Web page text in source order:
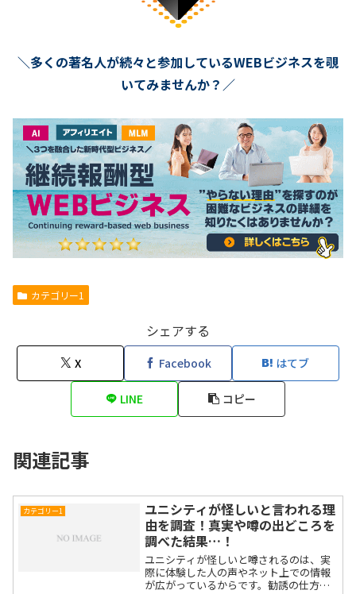
＼多くの著名人が続々と参加しているWEBビジネスを覗
いてみませんか？／
カテゴリー1
シェアする
X Facebook はてブ
LINE コピー
関連記事
カテゴリー1
ユニシティが怪しいと言われる理
由を調査！真実や噂の出どころを
調べた結果…！
ユニシティが怪しいと噂されるのは、実
際に体験した人の声やネット上での情報
が広がっているからです。勧誘の仕方や